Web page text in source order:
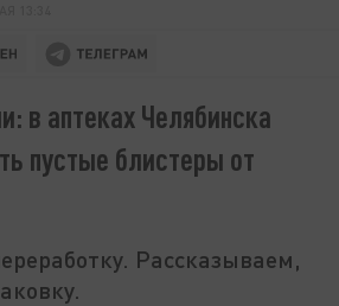
в аптеках Челябинска
пустые блистеры от
Рассказываем,